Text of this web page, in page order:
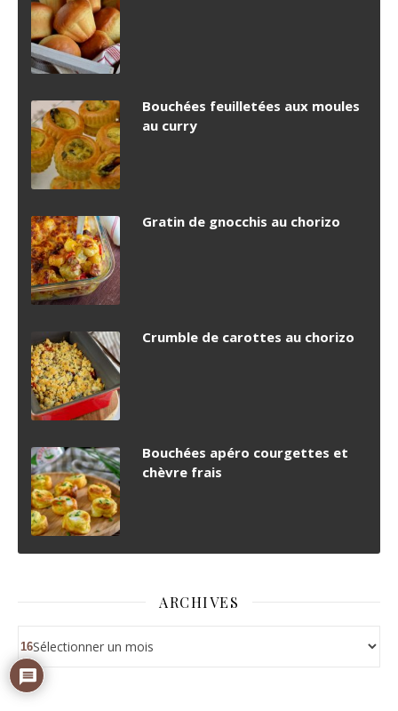
Bouchées feuilletées aux moules
au curry
Gratin de gnocchis au chorizo
Crumble de carottes au chorizo
Bouchées apéro courgettes et
chèvre frais
ARCHIVES
16